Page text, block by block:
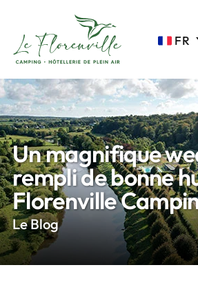
FR
Un magnifique
rempli de bonne
Florenville
Le Blog